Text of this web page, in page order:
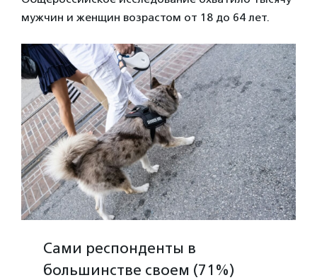
мужчин и женщин возрастом от 18 до 64 лет.
Сами респонденты в
большинстве своем (71%)